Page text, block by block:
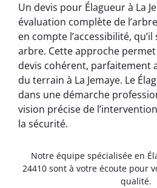
Un devis pour Élagueur à La
évaluation complète de
en compte l’accessibilité, qu’il
arbre. Cette approche
devis cohérent, parfaitement
du terrain à La Jemaye. Le
dans une démarche
vision précise de
la sécurité.
Notre équipe spécialisée en
24410 sont à votre écoute pour
qualité.